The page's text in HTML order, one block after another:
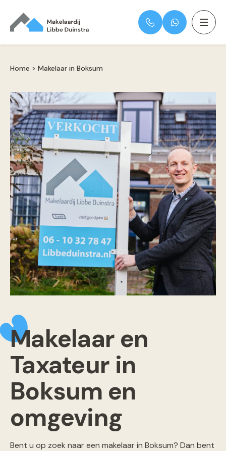
Home > Makelaar in Boksum
Makelaar en
Taxateur in
Boksum en
omgeving
Bent u op zoek naar een makelaar in Boksum? Dan bent